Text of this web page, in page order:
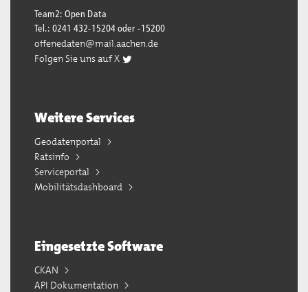
Team2: Open Data
Tel.: 0241 432-15204 oder -15200
offenedaten@mail.aachen.de
Folgen Sie uns auf X
Weitere Services
Geodatenportal
Ratsinfo
Serviceportal
Mobilitätsdashboard
Eingesetzte Software
CKAN
API Dokumentation